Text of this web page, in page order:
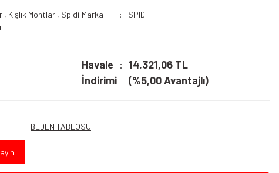
, Kışlık Montlar , Spidi Marka SPIDI
Havale
İndirimi
14.321,06 TL
(%5,00 Avantajlı)
BEDEN TABLOSU